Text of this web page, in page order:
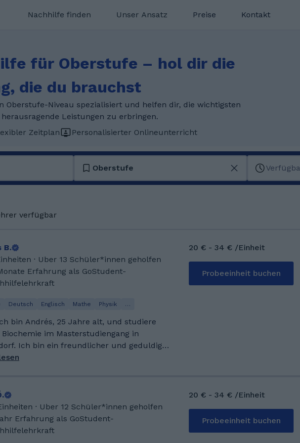
Nachhilfe finden Unser Ansatz Preise Kontakt
für Oberstufe – hol dir die
die du brauchst
Oberstufe-Niveau spezialisiert und helfen dir, die wichtigsten
Leistungen zu erbringen.
Zeitplan Personalisierter Onlineunterricht
Oberstufe
verfügbar
B.
· Uber 13 Schüler*innen geholfen
Erfahrung als GoStudent-
Deutsch Englisch Mathe Physik …
bin Andrés, 25 Jahre alt, und studiere
im Masterstudiengang in
Ich bin ein freundlicher und geduldiger
voller Energie und Neugier. Es bereitet mir
zu helfen und gemeinsam Fortschritte zu
aus Mexiko
von der Grundschule bis zum Abitur ein
Gymnasium besucht, daher ist Deutsch
20 € - 34 € /Einheit
Probeeinheit buchen
· Uber 12 Schüler*innen geholfen
Erfahrung als GoStudent-
20 € - 34 € /Einheit
Probeeinheit buchen